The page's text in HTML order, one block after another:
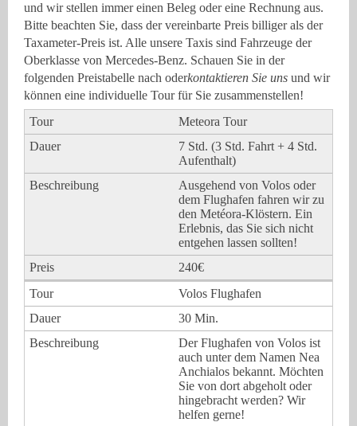
und wir stellen immer einen Beleg oder eine Rechnung aus.
Bitte beachten Sie, dass der vereinbarte Preis billiger als der
Taxameter-Preis ist. Alle unsere Taxis sind Fahrzeuge der
Oberklasse von Mercedes-Benz. Schauen Sie in der
folgenden Preistabelle nach oderkontaktieren Sie uns und wir
können eine individuelle Tour für Sie zusammenstellen!
Meteora Tour
7 Std. (3 Std. Fahrt + 4 Std.
Aufenthalt)
Ausgehend von Volos oder
dem Flughafen fahren wir zu
den Metéora-Klöstern. Ein
Erlebnis, das Sie sich nicht
entgehen lassen sollten!
240€
Volos Flughafen
30 Min.
Der Flughafen von Volos ist
auch unter dem Namen Nea
Anchialos bekannt. Möchten
Sie von dort abgeholt oder
hingebracht werden? Wir
helfen gerne!